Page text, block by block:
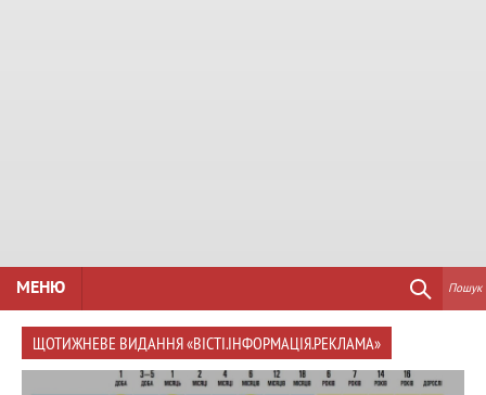
МЕНЮ Пошук
ЩОТИЖНЕВЕ ВИДАННЯ «ВІСТІ.ІНФОРМАЦІЯ.РЕКЛАМА»